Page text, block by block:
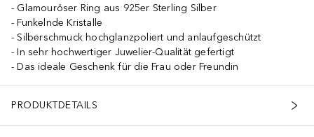
Glamouröser Ring aus 925er Sterling Silber
Funkelnde Kristalle
Silberschmuck hochglanzpoliert und anlaufgeschützt
In sehr hochwertiger Juwelier-Qualität gefertigt
Das ideale Geschenk für die Frau oder Freundin
PRODUKTDETAILS